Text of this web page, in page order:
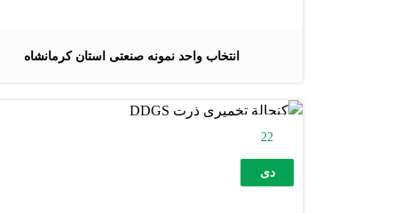
انتخاب واحد نمونه صنعتی استان کرمانشاه
22
دی